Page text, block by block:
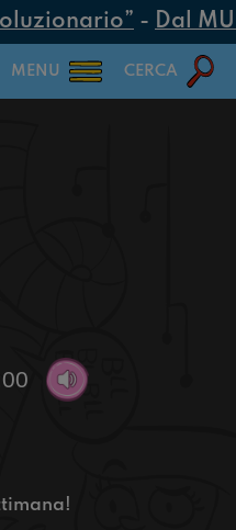
-Dal
MENU CERCA